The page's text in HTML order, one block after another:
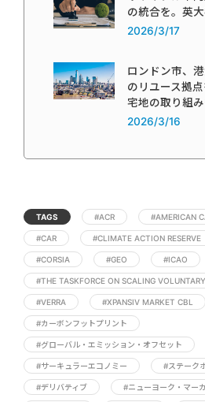
の統合を。英
2026/3/17
ロンドン市、
のリユース拠
宅地の取り組み
2026/3/16
TAGS #ACR #AMERICAN
#CAR #CLIMATE ACTION RESERVE
#CORSIA #GEO #ICAO
#THE TASKFORCE ON SCALING
#VERRA #XPANSIV MARKET CBL
#カーボンフットプリント
#グローバル・エミッション・オフセット
#サーキュラーエコノミー #ステーク
#デリバティブ #ニューヨーク・マー